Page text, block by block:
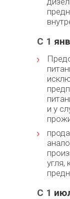
С 1
и у
угля,
С 1